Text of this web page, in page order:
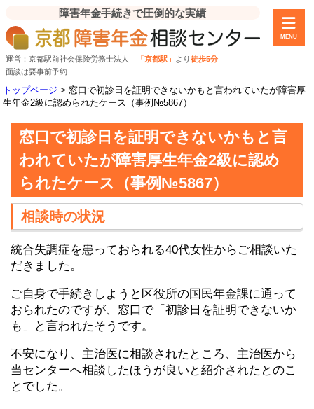
障害年金手続きで圧倒的な実績
運営：京都駅前社会保険労務士法人 「京都駅」 より徒歩5分
面談は要事前予約
MENU
トップページ > 窓口で初診日を証明できないかもと言われていたが障害厚
生年金2級に認められたケース（事例№5867）
窓口で初診日を証明できないかもと言
われていたが障害厚生年金2級に認め
られたケース（事例№5867）
相談時の状況
統合失調症を患っておられる40代女性からご相談いた
だきました。
ご自身で手続きしようと区役所の国民年金課に通って
おられたのですが、窓口で「初診日を証明できないか
も」と言われたそうです。
不安になり、主治医に相談されたところ、主治医から
当センターへ相談したほうが良いと紹介されたとのこ
とでした。